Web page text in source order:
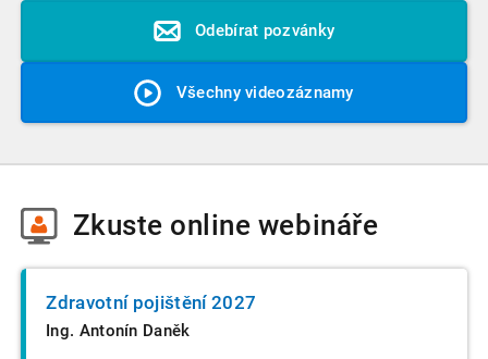
Odebírat pozvánky
Všechny videozáznamy
Zkuste online webináře
Zdravotní pojištění 2027
Ing. Antonín Daněk